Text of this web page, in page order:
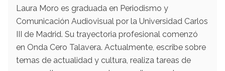
Laura Moro es graduada en Periodismo y
Comunicación Audiovisual por la Universidad Carlos
III de Madrid. Su trayectoria profesional comenzó
en Onda Cero Talavera. Actualmente, escribe sobre
temas de actualidad y cultura, realiza tareas de